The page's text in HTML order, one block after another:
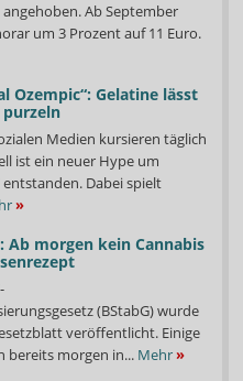
Ab September
um 3 Prozent auf 11 Euro.
Ozempic“: Gelatine lässt
purzeln
Medien kursieren täglich
ist ein neuer Hype um
entstanden. Dabei spielt
»
Ab morgen kein Cannabis
(BStabG) wurde
veröffentlicht. Einige
bereits morgen in... Mehr»